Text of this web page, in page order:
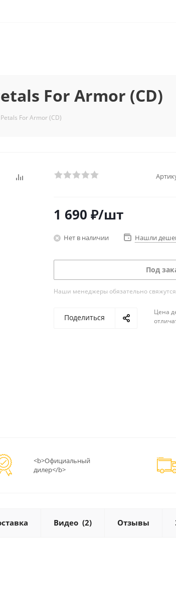
For Armor (CD)
For Armor (CD)
1 690 ₽/шт
Нет в наличии Нашли
Под
Наши менеджеры обязательно свяжутся
Поделиться
Цена
<b>Официальный
дилер</b>
Видео (2) Отзывы